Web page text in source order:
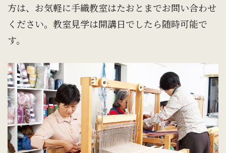
方は、お気軽に手織教室はたおとまでお問い合わせ
ください。教室見学は開講日でしたら随時可能で
す。